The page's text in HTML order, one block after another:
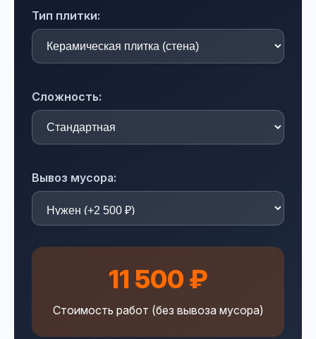
Тип плитки:
Сложность:
Вывоз мусора:
11 500 ₽
Стоимость работ (без вывоза мусора)